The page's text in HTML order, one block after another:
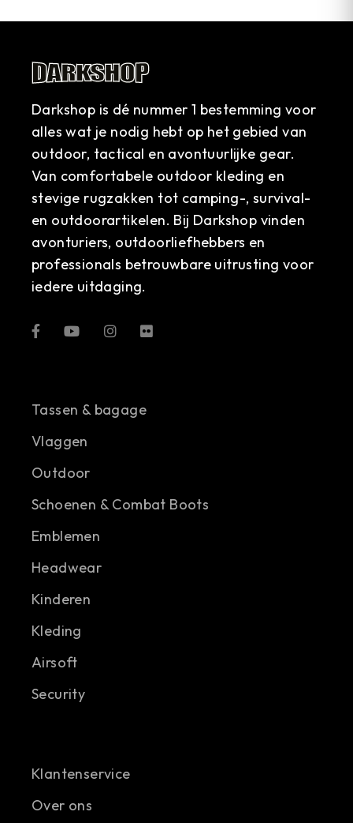
Darkshop is dé nummer 1 bestemming voor
alles wat je nodig hebt op het gebied van
outdoor, tactical en avontuurlijke gear.
Van comfortabele outdoor kleding en
stevige rugzakken tot camping-, survival-
en outdoorartikelen. Bij Darkshop vinden
avonturiers, outdoorliefhebbers en
professionals betrouwbare uitrusting voor
iedere uitdaging.
Tassen & bagage
Vlaggen
Outdoor
Schoenen & Combat Boots
Emblemen
Headwear
Kinderen
Kleding
Airsoft
Security
Klantenservice
Over ons